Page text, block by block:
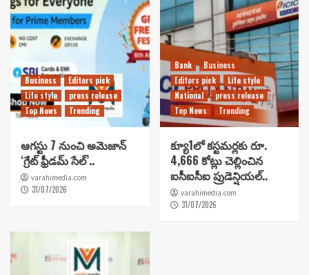
Business
Editors pick
Life style
press release
Top News
Trending
ఆగస్టు 7 నుంచి అమెజాన్
‘గ్రేట్ ఫ్రీడమ్ సేల్’..
varahimedia.com
31/07/2026
Bank
Business
Editors pick
Life style
National
press release
Top News
Trending
క్యూ1లో కస్టమర్లకు రూ.
4,666 కోట్లు చెల్లించిన
ఐసీఐసీఐ ప్రుడెన్షియల్..
varahimedia.com
31/07/2026